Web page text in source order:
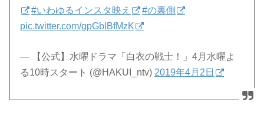
#いわゆるインスタ映え
#の裏側
pic.twitter.com/gpGblBfMzK
— 【公式】水曜ドラマ「白衣の戦士！」4月水曜よ
る10時スタート (@HAKUI_ntv) 2019年4月2日